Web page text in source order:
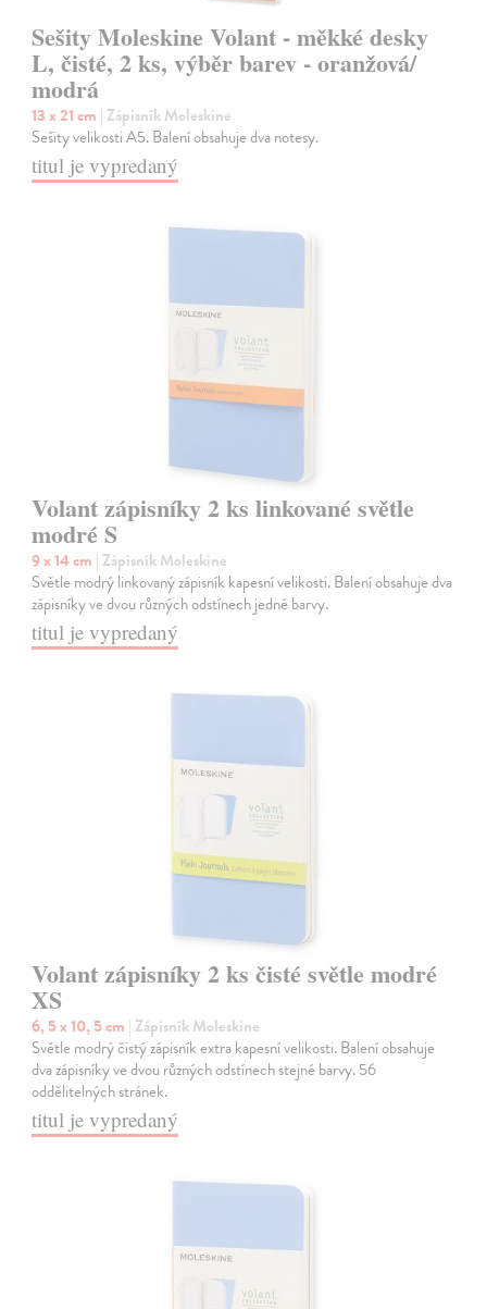
Sešity Moleskine Volant - měkké desky
L, čisté, 2 ks, výběr barev - oranžová/
modrá
13 x 21 cm | Zápisník Moleskine
Sešity velikosti A5. Balení obsahuje dva notesy.
titul je vypredaný
Volant zápisníky 2 ks linkované světle
modré S
9 x 14 cm | Zápisník Moleskine
Světle modrý linkovaný zápisník kapesní velikosti. Balení obsahuje dva
zápisníky ve dvou různých odstínech jedné barvy.
titul je vypredaný
Volant zápisníky 2 ks čisté světle modré
XS
6, 5 x 10, 5 cm | Zápisník Moleskine
Světle modrý čistý zápisník extra kapesní velikosti. Balení obsahuje
dva zápisníky ve dvou různých odstínech stejné barvy. 56
oddělitelných stránek.
titul je vypredaný